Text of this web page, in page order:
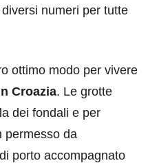
numeri per tutte
ottimo modo per vivere
Croazia. Le grotte
dei fondali e per
permesso da
porto accompagnato